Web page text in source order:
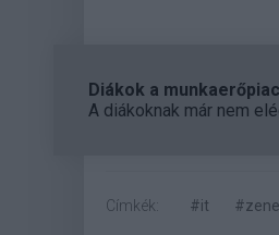
Diákok a
A diákoknak már nem
Címkék: #it